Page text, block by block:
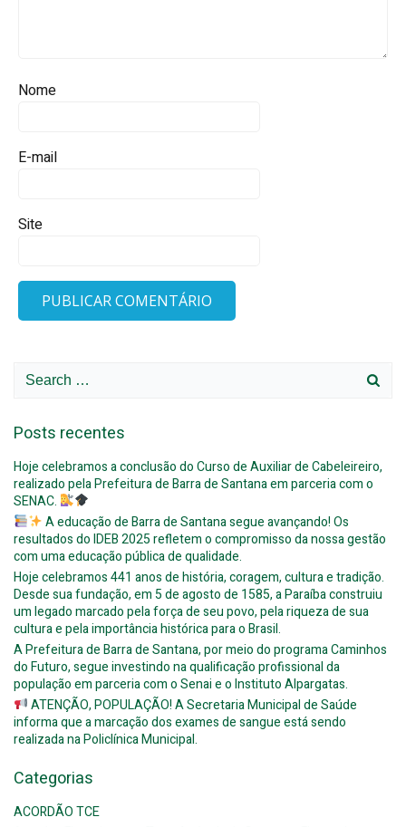
Nome
E-mail
Site
Search
Posts recentes
Hoje celebramos a conclusão do Curso de Auxiliar de Cabeleireiro,
realizado pela Prefeitura de Barra de Santana em parceria com o
SENAC.
A educação de Barra de Santana segue avançando! Os
resultados do IDEB 2025 refletem o compromisso da nossa gestão
com uma educação pública de qualidade.
Hoje celebramos 441 anos de história, coragem, cultura e tradição.
Desde sua fundação, em 5 de agosto de 1585, a Paraíba construiu
um legado marcado pela força de seu povo, pela riqueza de sua
cultura e pela importância histórica para o Brasil.
A Prefeitura de Barra de Santana, por meio do programa Caminhos
do Futuro, segue investindo na qualificação profissional da
população em parceria com o Senai e o Instituto Alpargatas.
ATENÇÃO, POPULAÇÃO! A Secretaria Municipal de Saúde
informa que a marcação dos exames de sangue está sendo
realizada na Policlínica Municipal.
Categorias
ACORDÃO TCE